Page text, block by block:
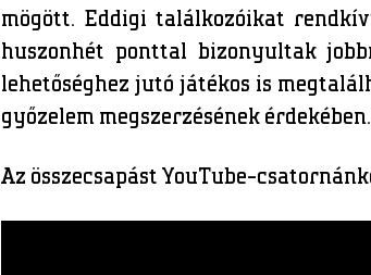
mögött. Eddigi találkozóikat
huszonhét ponttal bizonyultak
lehetőséghez jutó játékos is
győzelem megszerzésének érdekében.
Az összecsapást YouTube-